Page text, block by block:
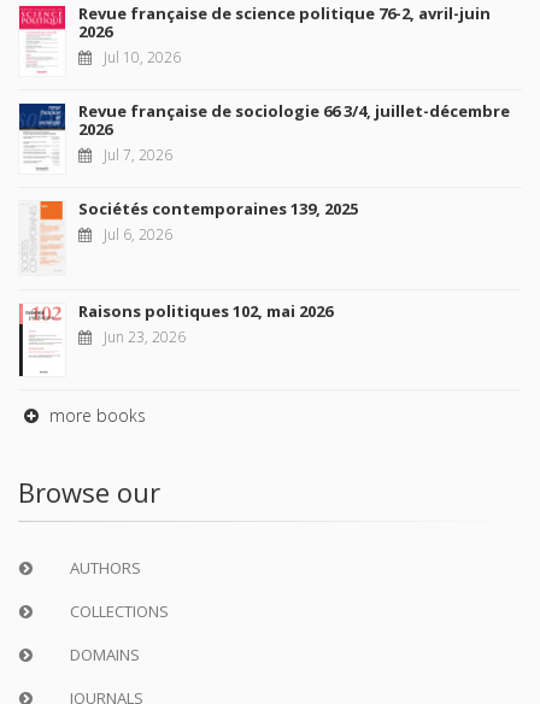
Revue française de science politique 76-2, avril-juin
2026
Jul 10, 2026
Revue française de sociologie 66 3/4, juillet-décembre
2026
Jul 7, 2026
Sociétés contemporaines 139, 2025
Jul 6, 2026
Raisons politiques 102, mai 2026
Jun 23, 2026
more books
Browse our
AUTHORS
COLLECTIONS
DOMAINS
JOURNALS